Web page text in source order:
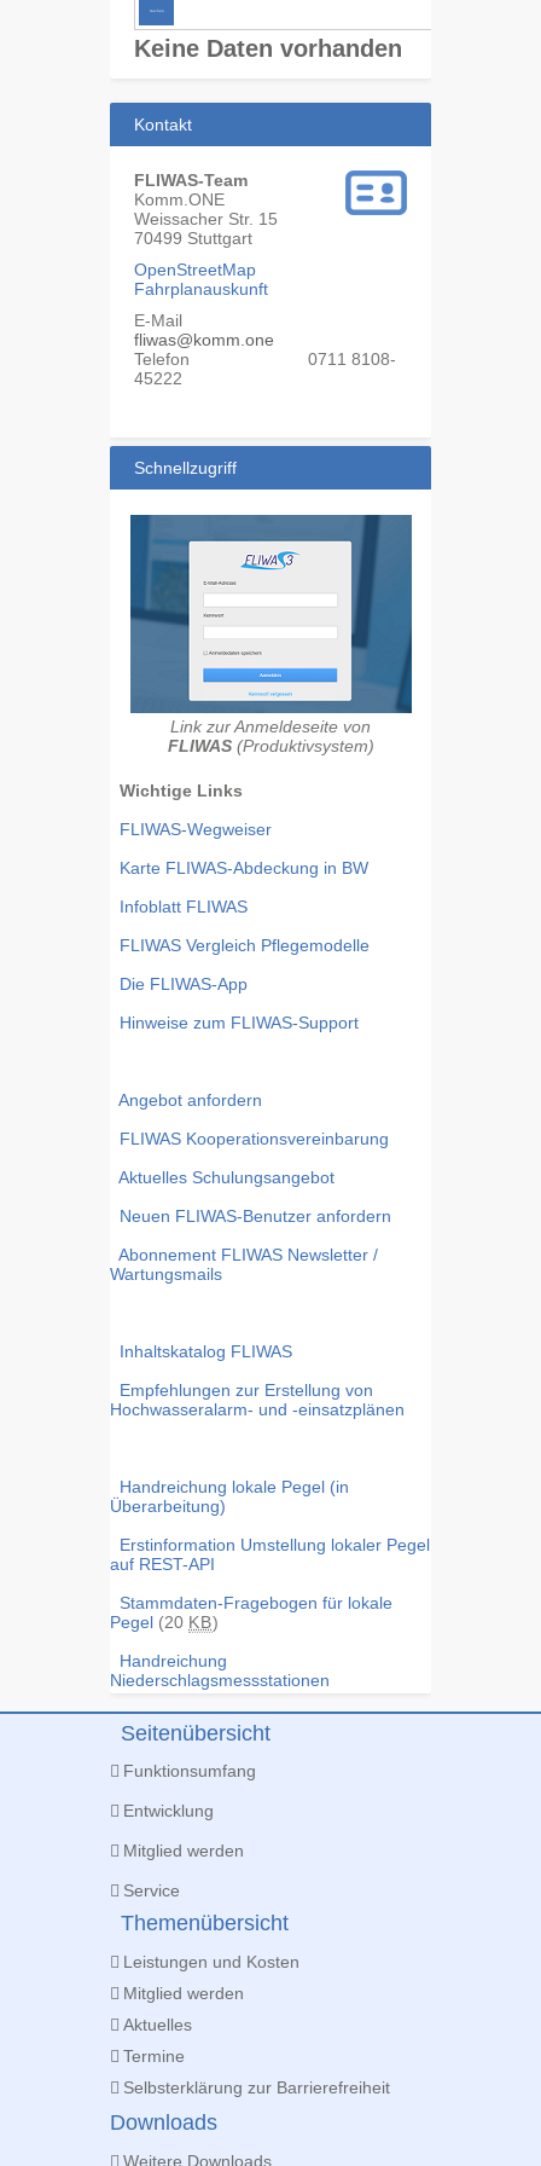
Keine Daten vorhanden
Kontakt
FLIWAS-Team
Komm.ONE
Weissacher Str. 15
70499 Stuttgart
OpenStreetMap
Fahrplanauskunft
E-Mail
fliwas@komm.one
Telefon
0711 8108-
45222
Schnellzugriff
Link zur Anmeldeseite von
FLIWAS(Produktivsystem)
Wichtige Links
FLIWAS-Wegweiser
Karte FLIWAS-Abdeckung in BW
Infoblatt FLIWAS
FLIWAS Vergleich Pflegemodelle
Die FLIWAS-App
Hinweise zum FLIWAS-Support
Angebot anfordern
FLIWAS Kooperationsvereinbarung
Aktuelles Schulungsangebot
Neuen FLIWAS-Benutzer anfordern
Abonnement FLIWAS Newsletter /
Wartungsmails
Inhaltskatalog FLIWAS
Empfehlungen zur Erstellung von
Hochwasseralarm- und -einsatzplänen
Handreichung lokale Pegel (in
Überarbeitung)
Erstinformation Umstellung lokaler Pegel
auf REST-API
Stammdaten-Fragebogen für lokale
Pegel (20 KB)
Handreichung
Niederschlagsmessstationen
Seitenübersicht
Funktionsumfang
Entwicklung
Mitglied werden
Service
Themenübersicht
Leistungen und Kosten
Mitglied werden
Aktuelles
Termine
Selbsterklärung zur Barrierefreiheit
Downloads
Weitere Downloads